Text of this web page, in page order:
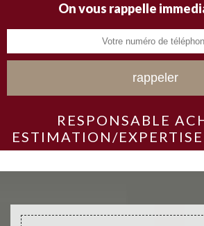
On vous rappelle
RESPONSABLE
ESTIMATION/